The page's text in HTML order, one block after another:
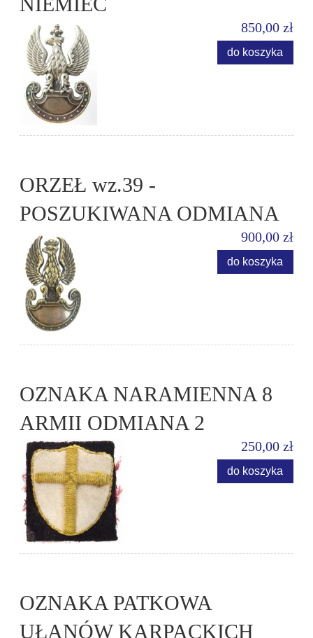
850,00 zł
do koszyka
ORZEŁ wz.39 -
POSZUKIWANA ODMIANA
900,00 zł
do koszyka
OZNAKA NARAMIENNA 8
ARMII ODMIANA 2
250,00 zł
do koszyka
OZNAKA PATKOWA
UŁANÓW KARPACKICH